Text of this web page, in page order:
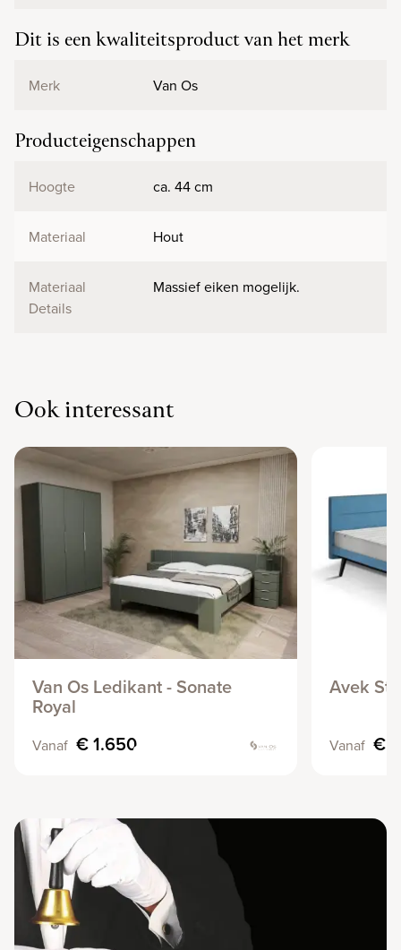
Dit is een kwaliteitsproduct van het merk
Merk Van Os
Producteigenschappen
Hoogte ca. 44 cm
Materiaal Hout
Materiaal
Details
Massief eiken mogelijk.
Ook interessant
Van Os Ledikant - Sonate
Royal
Vanaf € 1.650
Avek
Vanaf €